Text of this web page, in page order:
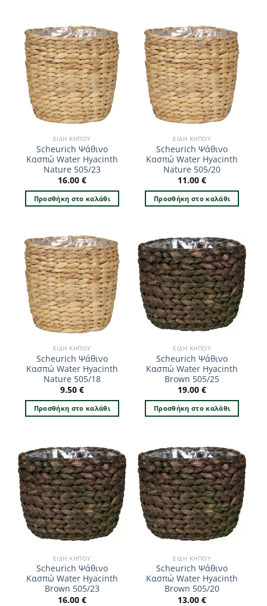
ΕΊΔΗ ΚΉΠΟΥ
Scheurich Ψάθινο
Κασπώ Water Hyacinth
Nature 505/23
16.00 €
Προσθήκη στο καλάθι
ΕΊΔΗ ΚΉΠΟΥ
Scheurich Ψάθινο
Κασπώ Water Hyacinth
Nature 505/20
11.00€
Προσθήκη στο καλάθι
ΕΊΔΗ ΚΉΠΟΥ
Scheurich Ψάθινο
Κασπώ Water Hyacinth
Nature 505/18
9.50 €
Προσθήκη στο καλάθι
ΕΊΔΗ ΚΉΠΟΥ
Scheurich Ψάθινο
Κασπώ Water Hyacinth
Brown 505/25
19.00€
Προσθήκη στο καλάθι
ΕΊΔΗ ΚΉΠΟΥ
Scheurich Ψάθινο
Κασπώ Water Hyacinth
Brown 505/23
16.00 €
ΕΊΔΗ ΚΉΠΟΥ
Scheurich Ψάθινο
Κασπώ Water Hyacinth
Brown 505/20
13.00€